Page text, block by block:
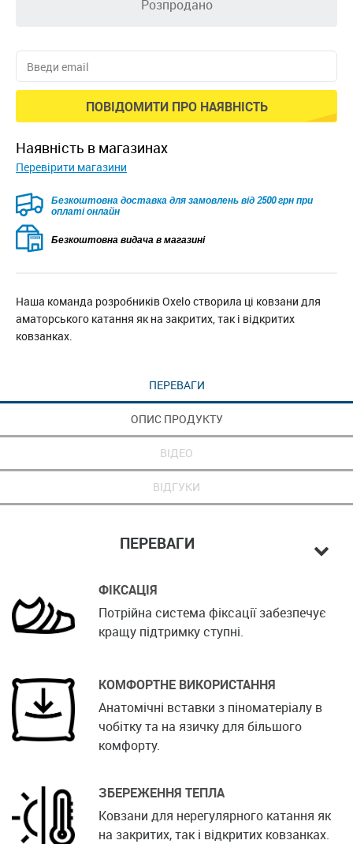
Розпродано
ПОВІДОМИТИ ПРО НАЯВНІСТЬ
наявність в магазинах
Перевірити магазини
Безкоштовна доставка для замовлень від 2500 грн при
оплаті онлайн
Безкоштовна видача в магазині
Наша команда розробників Oxelo створила ці ковзани для
аматорського катання як на закритих, так і відкритих
ковзанках.
ПЕРЕВАГИ
ОПИС ПРОДУКТУ
ВІДЕО
ВІДГУКИ
ПЕРЕВАГИ
ФІКСАЦІЯ
Потрійна система фіксації забезпечує
кращу підтримку ступні.
КОМФОРТНЕ ВИКОРИСТАННЯ
Анатомічні вставки з піноматеріалу в
чобітку та на язичку для більшого
комфорту.
ЗБЕРЕЖЕННЯ ТЕПЛА
Ковзани для нерегулярного катання як
на закритих, так і відкритих ковзанках.